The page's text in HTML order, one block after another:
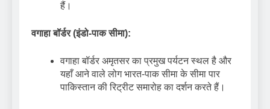
हैं।
वगाहा बॉर्डर (इंडो-पाक सीमा):
वगाहा बॉर्डर अमृतसर का प्रमुख पर्यटन स्थल है और
यहाँ आने वाले लोग भारत-पाक सीमा के सीमा पार
पाकिस्तान की रिट्रीट समारोह का दर्शन करते हैं।